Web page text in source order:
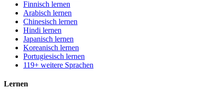
Finnisch lernen
Arabisch lernen
Chinesisch lernen
Hindi lernen
Japanisch lernen
Koreanisch lernen
Portugiesisch lernen
119+ weitere Sprachen
Lernen